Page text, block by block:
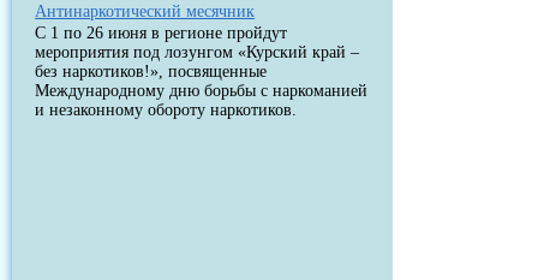
Антинаркотический месячник
С 1 по 26 июня в регионе пройдут
мероприятия под лозунгом «Курский край –
без наркотиков!», посвященные
Международному дню борьбы с наркоманией
и незаконному обороту наркотиков.